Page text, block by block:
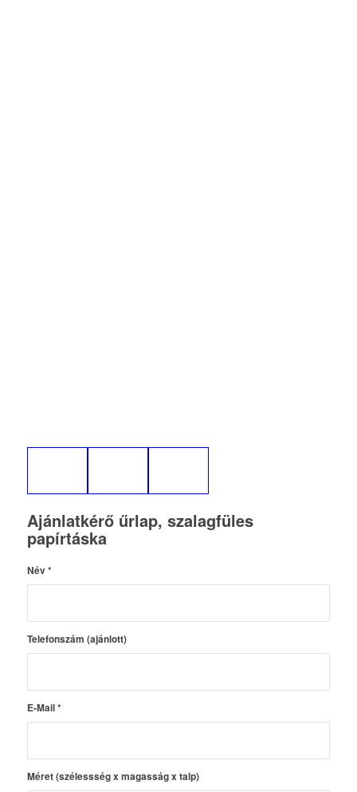
Ajánlatkérő űrlap, szalagfüles
papírtáska
Név*
Telefonszám (ajánlott)
E-Mail*
Méret (szélessség x magasság x talp)